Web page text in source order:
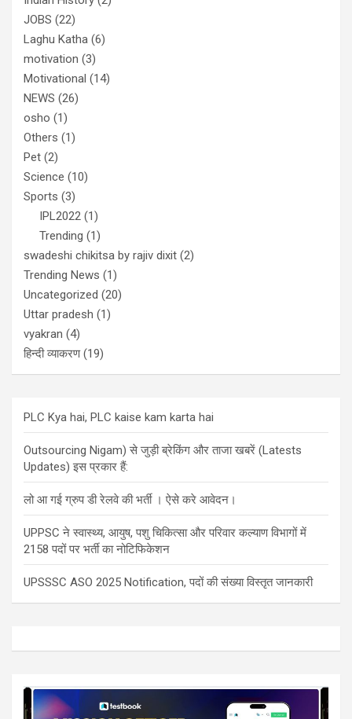
JOBS (22)
Laghu Katha (6)
motivation (3)
Motivational (14)
NEWS (26)
osho (1)
Others (1)
Pet (2)
Science (10)
Sports (3)
IPL2022 (1)
Trending (1)
swadeshi chikitsa by rajiv dixit (2)
Trending News (1)
Uncategorized (20)
Uttar pradesh (1)
vyakran (4)
हिन्दी व्याकरण(19)
PLC Kya hai, PLC kaise kam karta hai
Outsourcing Nigam) से जुड़ी ब्रेकिंग और ताजा खबरें (Latests
Updates) इस प्रकार हैं:
लो आ गई ग्रुप डी रेलवे की भर्ती । ऐसे करे आवेदन।
UPPSC ने स्वास्थ्य, आयुष, पशु चिकित्सा और परिवार कल्याण विभागों में
2158 पदों पर भर्ती का नोटिफिकेशन
UPSSSC ASO 2025 Notification, पदों की संख्या विस्तृत जानकारी